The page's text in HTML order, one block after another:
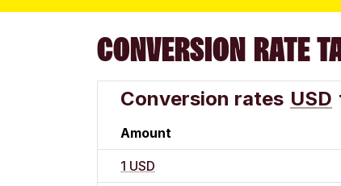
CONVERSION RATE
Conversion rates USD
Amount
1 USD